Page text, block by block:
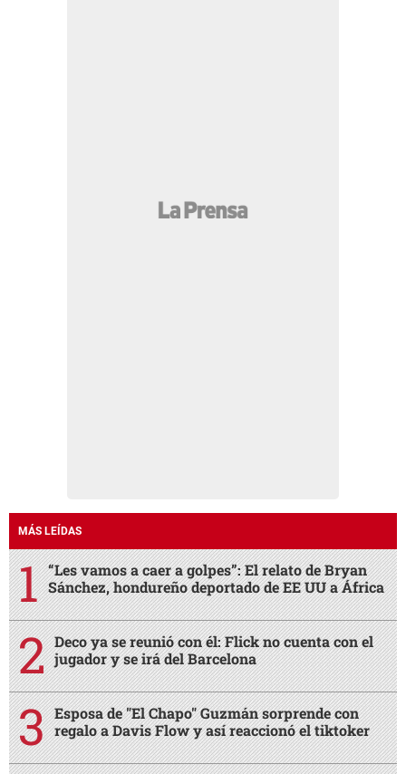
MÁS LEÍDAS
“Les vamos a caer a golpes”: El relato de Bryan
Sánchez, hondureño deportado de EE UU a África
Deco ya se reunió con él: Flick no cuenta con el
jugador y se irá del Barcelona
Esposa de "El Chapo" Guzmán sorprende con
regalo a Davis Flow y así reaccionó el tiktoker